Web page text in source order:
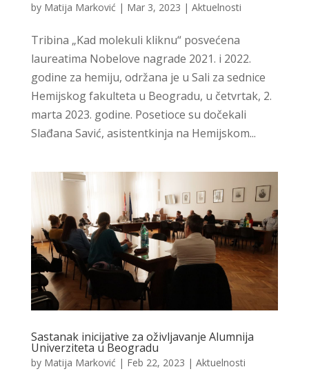
by Matija Marković | Mar 3, 2023 | Aktuelnosti
Tribina „Kad molekuli kliknu“ posvećena
laureatima Nobelove nagrade 2021. i 2022.
godine za hemiju, održana je u Sali za sednice
Hemijskog fakulteta u Beogradu, u četvrtak, 2.
marta 2023. godine. Posetioce su dočekali
Slađana Savić, asistentkinja na Hemijskom...
Sastanak inicijative za oživljavanje Alumnija
Univerziteta u Beogradu
by Matija Marković | Feb 22, 2023 | Aktuelnosti